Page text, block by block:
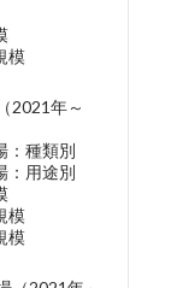
模
2021年～
：種類別
：用途別
模
模